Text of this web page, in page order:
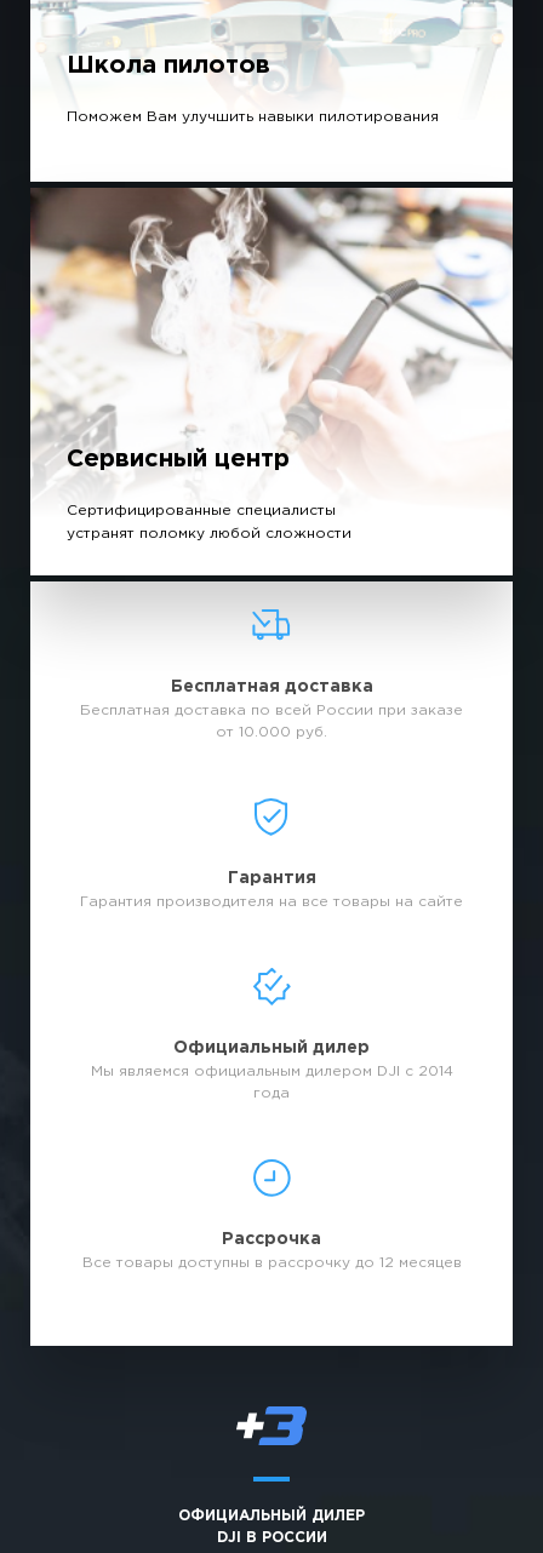
Школа пилотов
Поможем Вам улучшить навыки пилотирования
Сервисный центр
Сертифицированные специалисты
устранят поломку любой сложности
Бесплатная доставка
Бесплатная доставка по всей России при заказе
от 10.000 руб.
Гарантия
Гарантия производителя на все товары на сайте
Официальный дилер
Мы являемся официальным дилером DJI с 2014
года
Рассрочка
Все товары доступны в рассрочку до 12 месяцев
ОФИЦИАЛЬНЫЙ ДИЛЕР
DJI В РОССИИ